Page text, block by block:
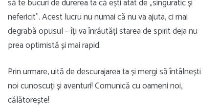
să te bucuri de durerea ta că ești atât de „singuratic și
nefericit”. Acest lucru nu numai că nu va ajuta, ci mai
degrabă opusul – îți va înrăutăți starea de spirit deja nu
prea optimistă și mai rapid.
Prin urmare, uită de descurajarea ta și mergi să întâlnești
noi cunoscuți și aventuri! Comunică cu oameni noi,
călătorește!